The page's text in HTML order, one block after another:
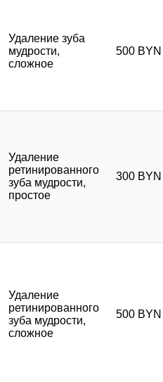
Удаление зуба
мудрости,
сложное
500 BYN
Удаление
ретинированного
зуба мудрости,
простое
300 BYN
Удаление
ретинированного
зуба мудрости,
сложное
500 BYN